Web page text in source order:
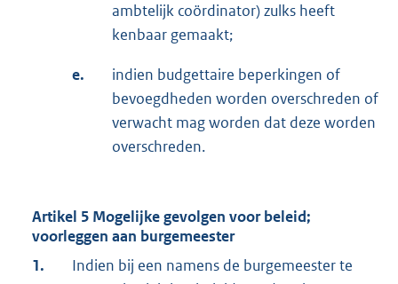
ambtelijk coördinator) zulks heeft
kenbaar gemaakt;
e.
indien budgettaire beperkingen of
bevoegdheden worden overschreden of
verwacht mag worden dat deze worden
overschreden.
Artikel 5 Mogelijke gevolgen voor beleid;
voorleggen aan burgemeester
1.
Indien bij een namens de burgemeester te